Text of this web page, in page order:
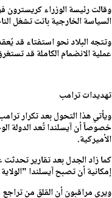
وقالت رئيسة الوزراء كريسترون
السياسة الخارجية باتت تشغل
وتتجه البلاد نحو استفتاء قد
عملية الانضمام الكاملة قد
تهديدات ترامب
ويأتي هذا التحول بعد تكرار
خصوصاً أن آيسلندا تُعد الدولة
الأميركية.
كما زاد الجدل بعد تقارير
إمكانية أن تصبح آيسلندا
ويرى مراقبون أن القلق من تراجع